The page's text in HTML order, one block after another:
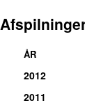
ÅR
2012
2011